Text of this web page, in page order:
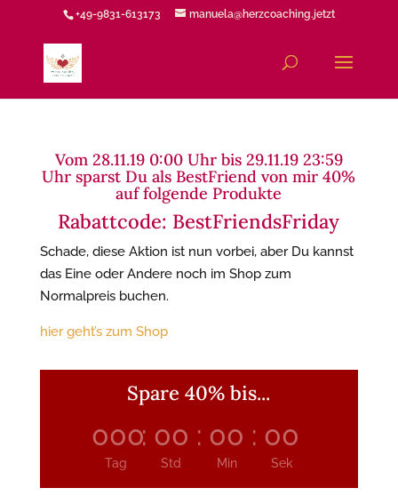
+49-9831-613173 manuela@herzcoaching.jetzt
Vom 28.11.19 0:00 Uhr bis 29.11.19 23:59
Uhr sparst Du als BestFriend von mir 40%
auf folgende Produkte
Rabattcode: BestFriendsFriday
Schade, diese Aktion ist nun vorbei, aber Du kannst
das Eine oder Andere noch im Shop zum
Normalpreis buchen.
hier geht’s zum Shop
Spare 40% bis...
000
Tag
: 00
Std
: 00
Min
: 00
Sek